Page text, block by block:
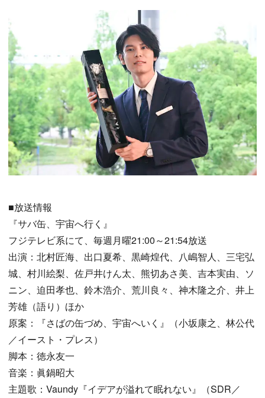
■放送情報
『サバ缶、宇宙へ行く』
フジテレビ系にて、毎週月曜21:00～21:54放送
出演：北村匠海、出口夏希、黒崎煌代、八嶋智人、三宅弘
城、村川絵梨、佐戸井けん太、熊切あさ美、吉本実由、ソ
ニン、迫田孝也、鈴木浩介、荒川良々、神木隆之介、井上
芳雄（語り）ほか
原案：『さばの缶づめ、宇宙へいく』（小坂康之、林公代
／イースト・プレス）
脚本：徳永友一
音楽：眞鍋昭大
主題歌：Vaundy『イデアが溢れて眠れない』（SDR／